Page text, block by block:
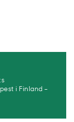
i Finland –